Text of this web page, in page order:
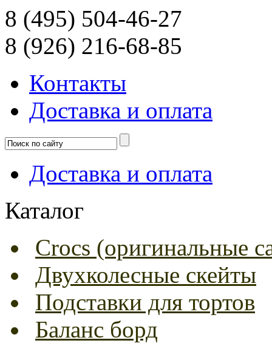
8 (495) 504-46-27
8 (926) 216-68-85
Контакты
Доcтавка и оплата
Доcтавка и оплата
Каталог
Crocs (оригинальные
Двухколесные скейты
Подставки для тортов
Баланс борд